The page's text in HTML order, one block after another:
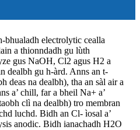
bhualadh electrolytic cealla
a thionndadh gu lùth
gus NaOH, Cl2 agus H2 a
dealbh gu h-àrd. Anns an t-
deas na dealbh), tha an sàl air a
a’ chill, far a bheil Na+ a’
clì na dealbh) tro membran
luchd. Bidh an Cl- ìosal a’
anodic. Bidh ianachadh H2O